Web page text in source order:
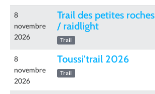
8
novembre
2026
Trail des petites roches
/ raidlight
Trail
8
novembre
2026
Toussi'trail 2026
Trail